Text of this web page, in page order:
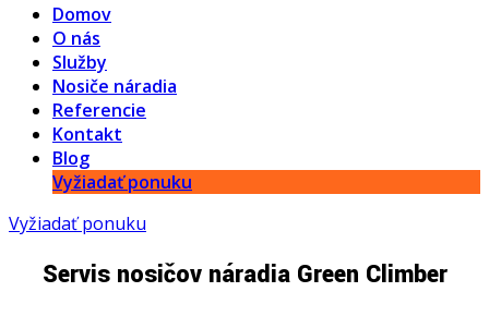
Domov
O nás
Služby
Nosiče náradia
Referencie
Kontakt
Blog
Vyžiadať ponuku
Vyžiadať ponuku
Servis nosičov náradia Green Climber